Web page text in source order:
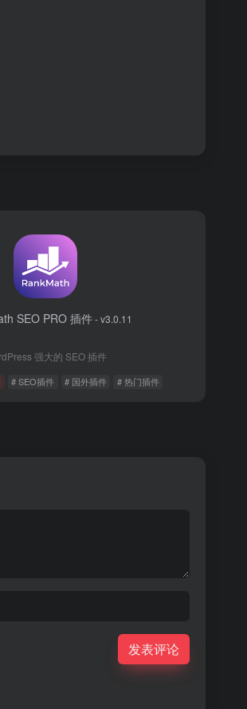
SEO PRO 插件- v3.0.11
强大的 SEO 插件
# SEO插件 # 国外插件 # 热门插件
发表评论